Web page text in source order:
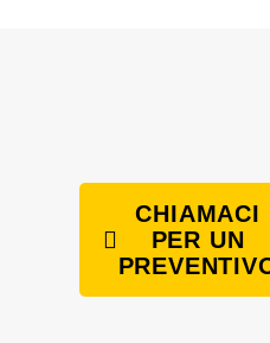
CHIAMACI
PER UN